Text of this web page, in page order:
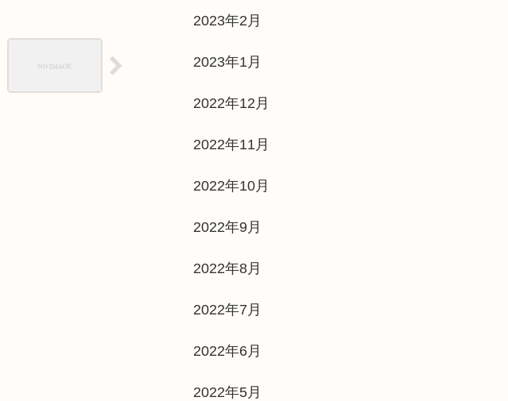
2023年2月
2023年1月
2022年12月
2022年11月
2022年10月
2022年9月
2022年8月
2022年7月
2022年6月
2022年5月